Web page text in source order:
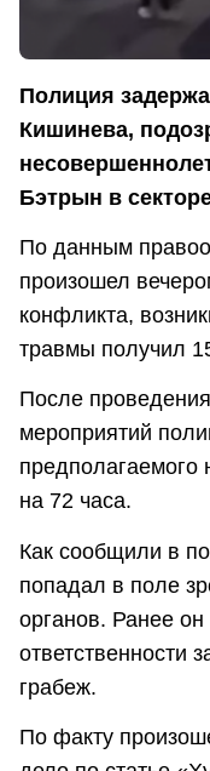
Полиция
Кишинева,
Бэтрын в
По данным
произошел
конфликта,
травмы получил
После
мероприятий
предполагаемого
на 72 часа.
Как сообщили в
попадал в поле
органов. Ранее
ответственности
грабеж.
По факту